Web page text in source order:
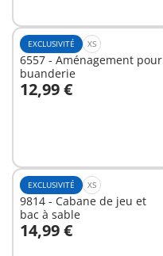
EXCLUSIVITÉ XS
6557 - Aménagement pour
buanderie
12,99 €
Au panier
EXCLUSIVITÉ XS
9814 - Cabane de jeu et
bac à sable
14,99 €
Au panier